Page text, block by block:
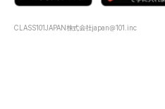
CLASS101JAPAN株式会社japan@101.inc